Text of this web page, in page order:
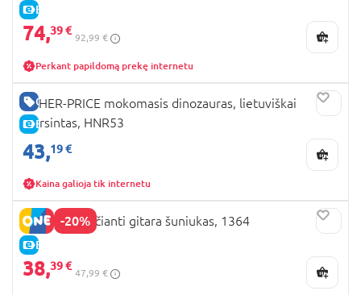
E-KAINA
74,39 €
92,99 €
Perkant papildomą prekę internetu
GERA KAINA
E-KAINA
FISHER-PRICE mokomasis dinozauras, lietuviškai
įgarsintas, HNR53
43,19 €
Kaina galioja tik internetu
-20%
E-KAINA
PLAYGO šviečianti gitara šuniukas, 1364
38,39 €
47,99 €